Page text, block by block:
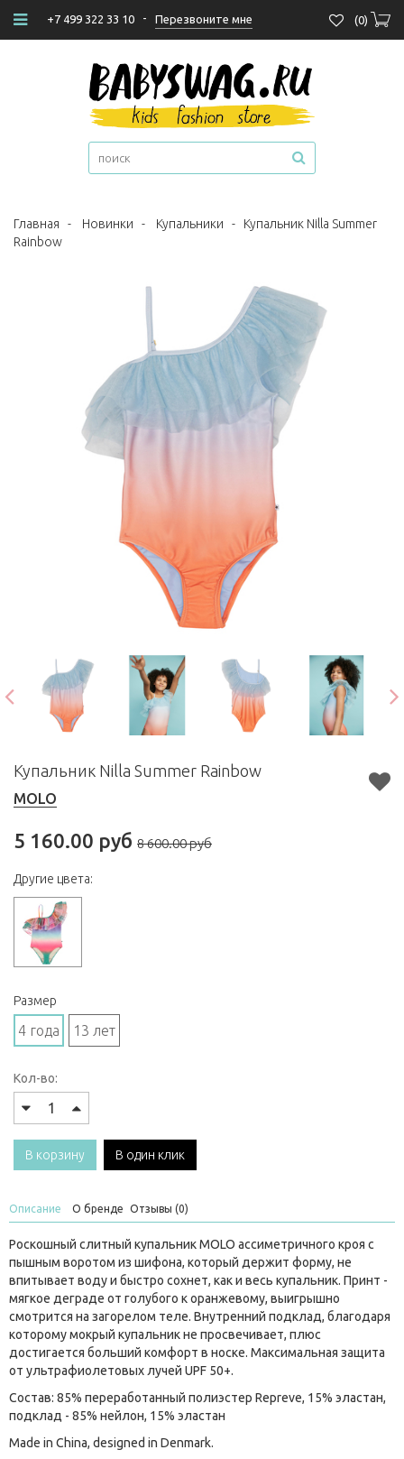
+7 499 322 33 10 - Перезвоните мне (0)
Главная - Новинки - Купальники - Купальник Nilla Summer
Rainbow
Купальник Nilla Summer Rainbow
MOLO
5 160.00 руб 8 600.00 руб
Другие цвета:
Размер
4 года 13 лет
Кол-во:
В корзину В один клик
Описание О бренде Отзывы (0)
Роскошный слитный купальник MOLO ассиметричного кроя с
пышным воротом из шифона, который держит форму, не
впитывает воду и быстро сохнет, как и весь купальник. Принт -
мягкое деграде от голубого к оранжевому, выигрышно
смотрится на загорелом теле. Внутренний подклад, благодаря
которому мокрый купальник не просвечивает, плюс
достигается больший комфорт в носке. Максимальная защита
от ультрафиолетовых лучей UPF 50+.
Состав: 85% переработанный полиэстер Repreve, 15% эластан,
подклад - 85% нейлон, 15% эластан
Made in China, designed in Denmark.